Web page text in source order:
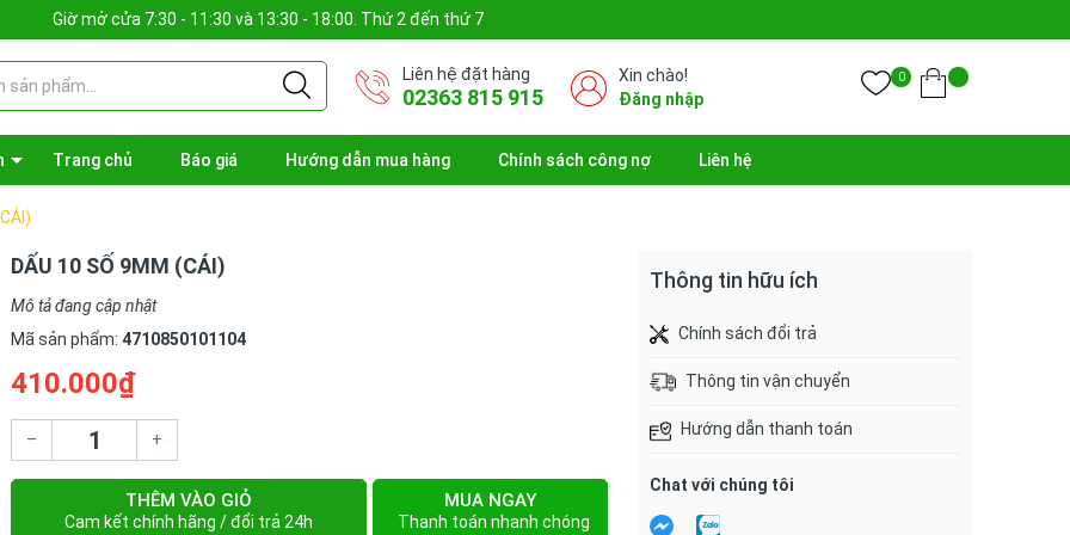
Giờ mở cửa 7:30 - 11:30 và 13:30 - 18:00. Thứ 2 đến thứ 7
Liên hệ đặt hàng
02363 815 915
Xin chào!
Đăng nhập
0
Trang chủ Báo giá Hướng dẫn mua hàng Chính sách công nợ Liên hệ
DẤU 10 SỐ 9MM (CÁI)
Mô tả đang cập nhật
Mã sản phẩm: 4710850101104
410.000₫
– +
THÊM VÀO GIỎ
Cam kết chính hãng / đổi trả 24h
MUA NGAY
Thanh toán nhanh chóng
Thông tin hữu ích
Chính sách đổi trả
Thông tin vận chuyển
Hướng dẫn thanh toán
Chat với chúng tôi